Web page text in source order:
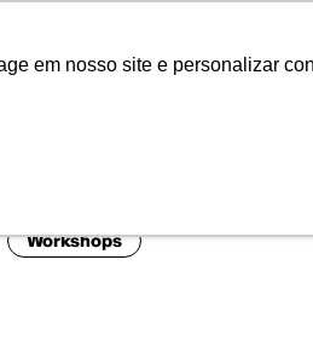
em nosso site e personalizar
Workshops